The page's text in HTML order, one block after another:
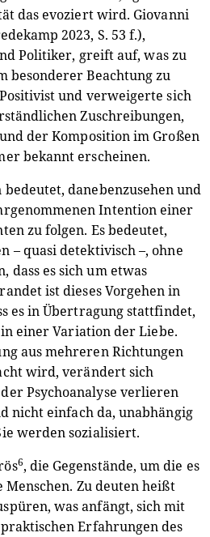
das evoziert wird. Giovanni
2023, S. 53 f.),
Politiker, greift auf, was zu
besonderer Beachtung zu
und verweigerte sich
Zuschreibungen,
der Komposition im Großen
bekannt erscheinen.
danebenzusehen und
Intention einer
zu folgen. Es bedeutet,
– quasi detektivisch –, ohne
dass es sich um etwas
ist dieses Vorgehen in
es in Übertragung stattfindet,
einer Variation der Liebe.
aus mehreren Richtungen
wird, verändert sich
Psychoanalyse verlieren
nicht einfach da, unabhängig
werden sozialisiert.
6, die Gegenstände, um die es
Menschen. Zu deuten heißt
was anfängt, sich mit
Erfahrungen des